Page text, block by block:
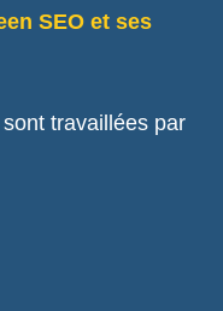
SEO et ses
travaillées par